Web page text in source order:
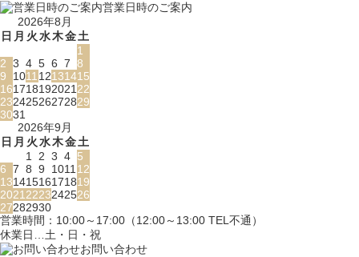
営業日時のご案内
2026年8月
日 月 火水木金土
1
2 3 4 5 6 7 8
9
101112131415
16171819202122
23242526272829
3031
2026年9月
日 月 火水木金土
1 2 3 4 5
6 7 8 9 101112
13141516171819
20212223242526
27282930
営業時間：10:00～17:00（12:00～13:00 TEL不通）
休業日…土・日・祝
お問い合わせ